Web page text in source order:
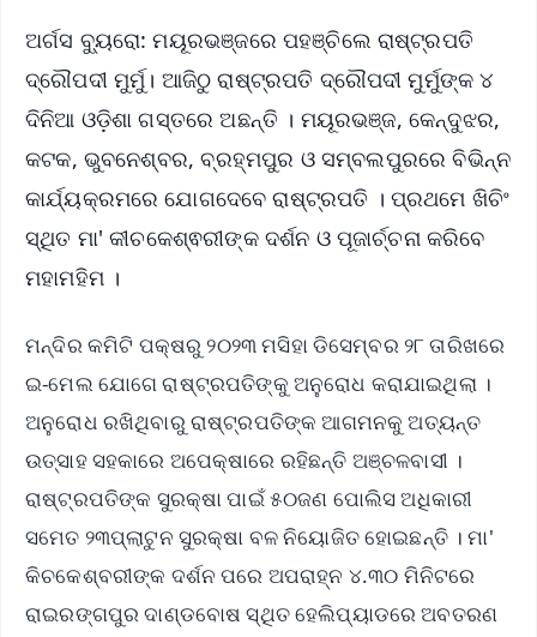
ଅର୍ଗସ ବ୍ୟୁରୋ: ମୟୂରଭଞ୍ଜରେ ପହଞ୍ଚିଲେ ରାଷ୍ଟ୍ରପତି
ଦ୍ରୌପଦୀ ମୁର୍ମୁ। ଆଜିଠୁ ରାଷ୍ଟ୍ରପତି ଦ୍ରୌପଦୀ ମୁର୍ମୁଙ୍କ ୪
ଦିନିଆ ଓଡ଼ିଶା ଗସ୍ତରେ ଅଛନ୍ତି । ମୟୂରଭଞ୍ଜ, କେନ୍ଦୁଝର,
କଟକ, ଭୁବନେଶ୍ବର, ବ୍ରହ୍ମପୁର ଓ ସମ୍ବଲପୁରରେ ବିଭିନ୍ନ
କାର୍ଯ୍ୟକ୍ରମରେ ଯୋଗଦେବେ ରାଷ୍ଟ୍ରପତି । ପ୍ରଥମେ ଖିଚିଂ
ସ୍ଥିତ ମା' କୀଚକେଶ୍ଵରୀଙ୍କ ଦର୍ଶନ ଓ ପୂଜାର୍ଚ୍ଚନା କରିବେ
ମହାମହିମ ।
ମନ୍ଦିର କମିଟି ପକ୍ଷରୁ ୨୦୨୩ ମସିହା ଡିସେମ୍ବର ୨୮ ତାରିଖରେ
ଇ-ମେଲ ଯୋଗେ ରାଷ୍ଟ୍ରପତିଙ୍କୁ ଅନୁରୋଧ କରାଯାଇଥିଲା ।
ଅନୁରୋଧ ରଖିଥିବାରୁ ରାଷ୍ଟ୍ରପତିଙ୍କ ଆଗମନକୁ ଅତ୍ୟନ୍ତ
ଉତ୍ସାହ ସହକାରେ ଅପେକ୍ଷାରେ ରହିଛନ୍ତି ଅଞ୍ଚଳବାସୀ ।
ରାଷ୍ଟ୍ରପତିଙ୍କ ସୁରକ୍ଷା ପାଇଁ ୫୦ଜଣ ପୋଲିସ ଅଧିକାରୀ
ସମେତ ୨୩ପ୍ଲାଟୁନ ସୁରକ୍ଷା ବଳ ନିୟୋଜିତ ହୋଇଛନ୍ତି । ମା'
କିଚକେଶ୍ବରୀଙ୍କ ଦର୍ଶନ ପରେ ଅପରାହ୍ନ ୪.୩୦ ମିନିଟରେ
ରାଇରଙ୍ଗପୁର ଦାଣ୍ଡବୋଷ ସ୍ଥିତ ହେଲିପ୍ୟାଡରେ ଅବତରଣ